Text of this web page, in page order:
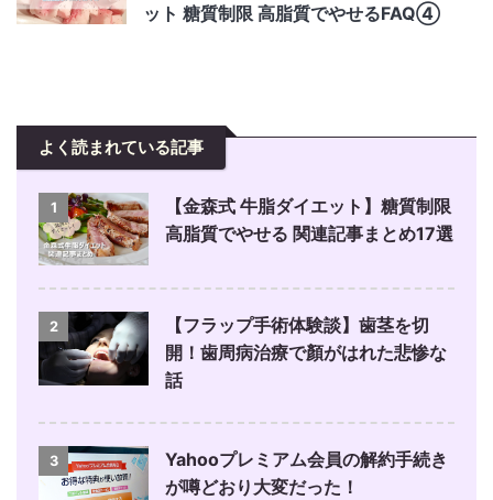
ット 糖質制限 高脂質でやせるFAQ④
よく読まれている記事
1
【金森式 牛脂ダイエット】糖質制限
高脂質でやせる 関連記事まとめ17選
2
【フラップ手術体験談】歯茎を切
開！歯周病治療で顏がはれた悲惨な
話
3
Yahooプレミアム会員の解約手続き
が噂どおり大変だった！